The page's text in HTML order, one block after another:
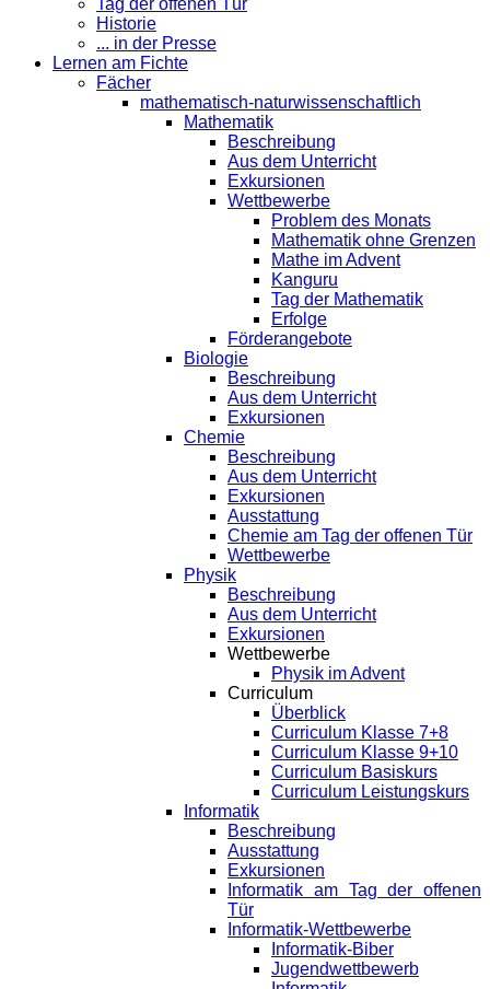
Tag der offenen Tür
Historie
... in der Presse
Lernen am Fichte
Fächer
mathematisch-naturwissenschaftlich
Mathematik
Beschreibung
Aus dem Unterricht
Exkursionen
Wettbewerbe
Problem des Monats
Mathematik ohne Grenzen
Mathe im Advent
Kanguru
Tag der Mathematik
Erfolge
Förderangebote
Biologie
Beschreibung
Aus dem Unterricht
Exkursionen
Chemie
Beschreibung
Aus dem Unterricht
Exkursionen
Ausstattung
Chemie am Tag der offenen Tür
Wettbewerbe
Physik
Beschreibung
Aus dem Unterricht
Exkursionen
Wettbewerbe
Physik im Advent
Curriculum
Überblick
Curriculum Klasse 7+8
Curriculum Klasse 9+10
Curriculum Basiskurs
Curriculum Leistungskurs
Informatik
Beschreibung
Ausstattung
Exkursionen
Informatik am Tag der offenen
Tür
Informatik-Wettbewerbe
Informatik-Biber
Jugendwettbewerb